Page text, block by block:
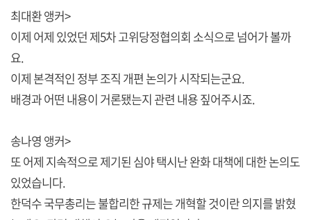
최대환 앵커>
이제 어제 있었던 제5차 고위당정협의회 소식으로 넘어가 볼까
요.
이제 본격적인 정부 조직 개편 논의가 시작되는군요.
배경과 어떤 내용이 거론됐는지 관련 내용 짚어주시죠.
송나영 앵커>
또 어제 지속적으로 제기된 심야 택시난 완화 대책에 대한 논의도
있었습니다.
한덕수 국무총리는 불합리한 규제는 개혁할 것이란 의지를 밝혔